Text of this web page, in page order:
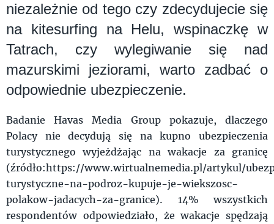
niezależnie od tego czy zdecydujecie się
na kitesurfing na Helu, wspinaczkę w
Tatrach, czy wylegiwanie się nad
mazurskimi jeziorami, warto zadbać o
odpowiednie ubezpieczenie.
Badanie Havas Media Group pokazuje, dlaczego
Polacy nie decydują się na kupno ubezpieczenia
turystycznego wyjeżdżając na wakacje za granicę
(źródło:https://www.wirtualnemedia.pl/artykul/
turystyczne-na-podroz-kupuje-je-wiekszosc-
polakow-jadacych-za-granice). 14% wszystkich
respondentów odpowiedziało, że wakacje spędzają